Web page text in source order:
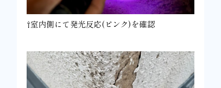
⇧室内側にて発光反応(ピンク)を確認